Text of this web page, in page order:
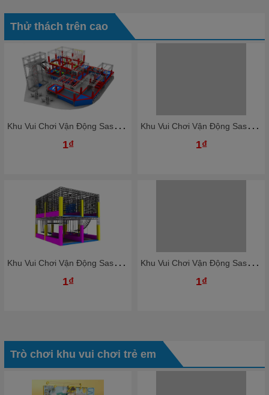
Thử thách trên cao
K
hu Vui Chơi Vận Động Sasuke Vượt Chướng Ngại Vật KBSSK25
1₫
K
hu Vui Chơi Vận Động Sasuke Vượt Chướng Ngại Vật KBSSK23
1₫
K
hu Vui Chơi Vận Động Sasuke Vượt Chướng Ngại Vật KBSSK21
1₫
K
hu Vui Chơi Vận Động Sasuke Vượt Chướng Ngại Vật KBSSK19
1₫
Trò chơi khu vui chơi trẻ em